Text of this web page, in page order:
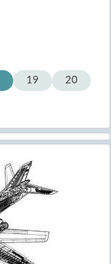
19
20